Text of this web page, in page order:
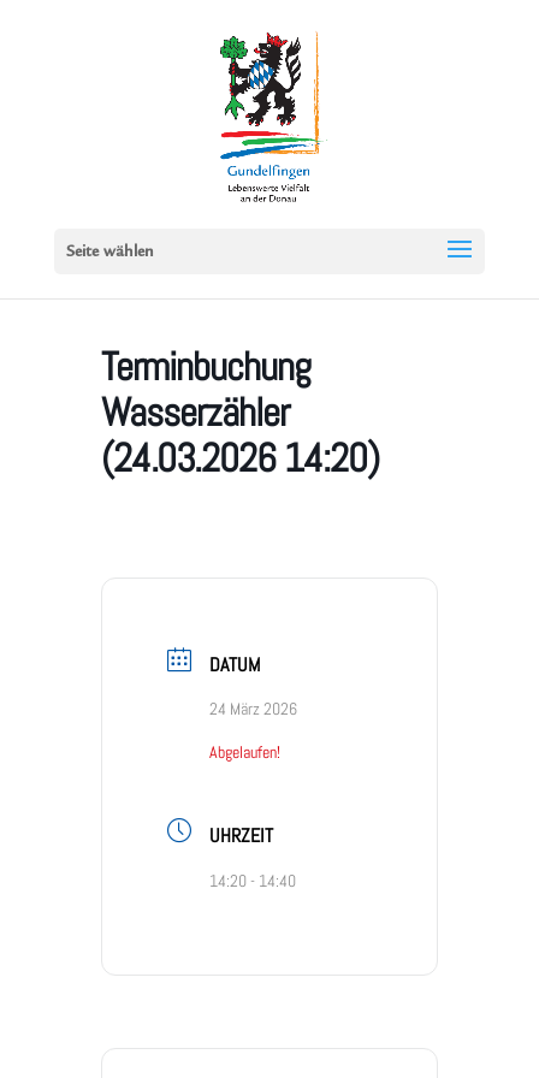
Seite wählen
Terminbuchung
Wasserzähler
(24.03.2026 14:20)
DATUM
24 März 2026
Abgelaufen!
UHRZEIT
14:20 - 14:40